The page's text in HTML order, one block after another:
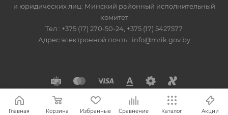
и юридических лиц: Минский районный исполнительный
комитет
Тел.: +375 (17) 270-50-24, +375 (17) 5427577
Адрес электронной почты: info@mrik.gov.by
Главная Корзина Избранные Сравнение Каталог Акции